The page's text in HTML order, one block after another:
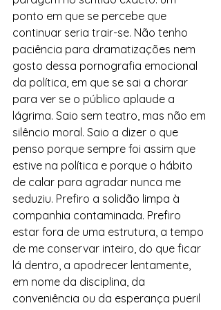
ponto em que se percebe que
continuar seria trair-se. Não tenho
paciência para dramatizações nem
gosto dessa pornografia emocional
da política, em que se sai a chorar
para ver se o público aplaude a
lágrima. Saio sem teatro, mas não em
silêncio moral. Saio a dizer o que
penso porque sempre foi assim que
estive na política e porque o hábito
de calar para agradar nunca me
seduziu. Prefiro a solidão limpa à
companhia contaminada. Prefiro
estar fora de uma estrutura, a tempo
de me conservar inteiro, do que ficar
lá dentro, a apodrecer lentamente,
em nome da disciplina, da
conveniência ou da esperança pueril